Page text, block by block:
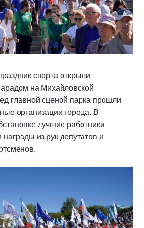
спорта открыли
на Михайловской
главной сценой парка прошли
организации города. В
лучшие работники
награды из рук депутатов и